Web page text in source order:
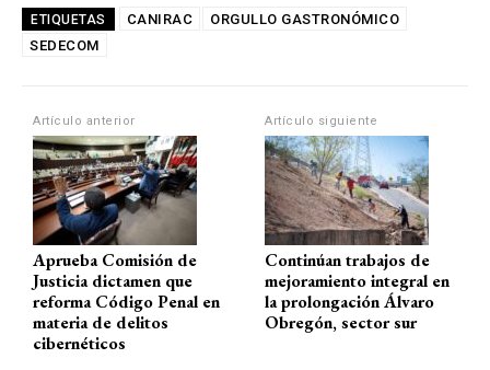
at
s
p
p
ce
o
k
m
ail m
tir
ETIQUETAS CANIRAC
ORGULLO GASTRONÓMICO
SEDECOM
Artículo anterior
Aprueba Comisión de
Justicia dictamen que
reforma Código Penal en
materia de delitos
cibernéticos
Artículo siguiente
Continúan trabajos de
mejoramiento integral en
la prolongación Álvaro
Obregón, sector sur